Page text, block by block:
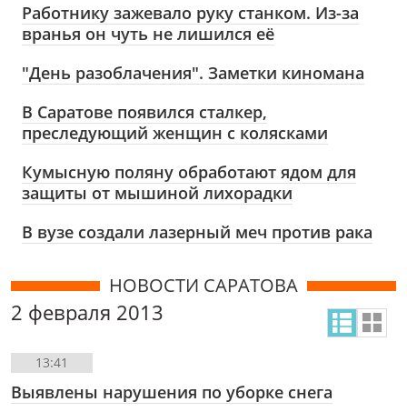
Работнику зажевало руку станком. Из-за
вранья он чуть не лишился её
"День разоблачения". Заметки киномана
В Саратове появился сталкер,
преследующий женщин с колясками
Кумысную поляну обработают ядом для
защиты от мышиной лихорадки
В вузе создали лазерный меч против рака
НОВОСТИ САРАТОВА
2 февраля 2013
13:41
Выявлены нарушения по уборке снега